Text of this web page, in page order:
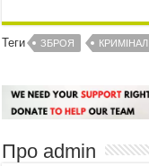
Теги ЗБРОЯ КРИМІНАЛ
Про admin